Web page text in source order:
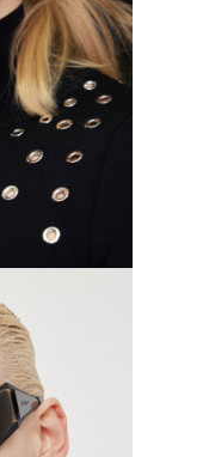
2023/2024